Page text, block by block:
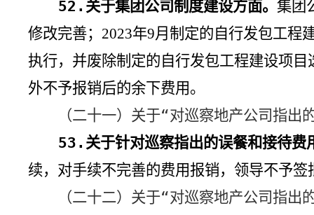
52. 关于集团公司制度建设方面。集团
修改完善； 2023年9月制定的自行发包工程
执行，并废除制定的自行发包工程建设项
外不予报销后的余下费用。
（二十一）关于“对巡察地产公司指
53. 关于针对巡察指出的误餐和接待费
续，对手续不完善的费用报销，领导不予
（二十二）关于“对巡察地产公司指